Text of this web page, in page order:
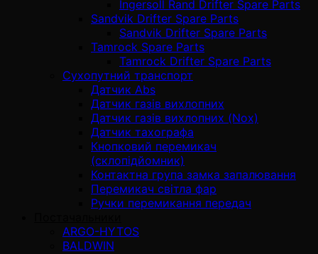
İngersoll Rand Drifter Spare Parts
Sandvik Drifter Spare Parts
Sandvik Drifter Spare Parts
Tamrock Spare Parts
Tamrock Drifter Spare Parts
Сухопутний транспорт
Датчик Abs
Датчик газів вихлопних
Датчик газів вихлопних (Nox)
Датчик тахографа
Кнопковий перемикач
(склопідйомник)
Контактна група замка запалювання
Перемикач світла фар
Ручки перемикання передач
ARGO-HYTOS
BALDWIN